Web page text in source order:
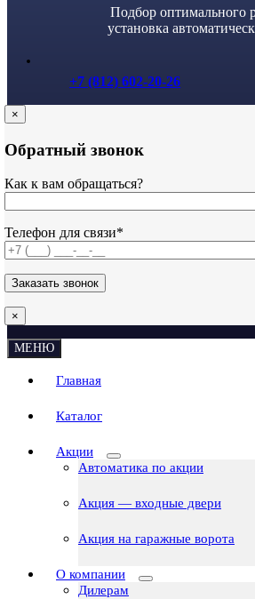
Подбор оптимального
установка
+7 (812) 602-20-26
×
Обратный звонок
Как к вам обращаться?
Телефон для связи*
×
МЕНЮ
Главная
Каталог
Акции
Автоматика по акции
Акция — входные двери
Акция на гаражные ворота
О компании
Дилерам